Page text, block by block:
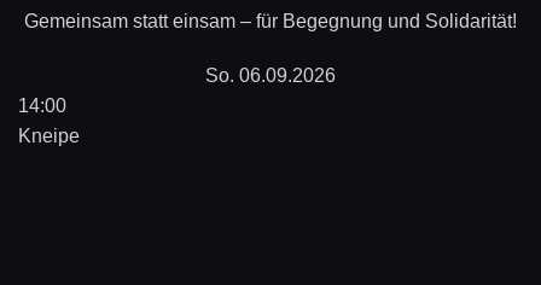
Gemeinsam statt einsam – für Begegnung und Solidarität!
So. 06.09.2026
14:00
Kneipe